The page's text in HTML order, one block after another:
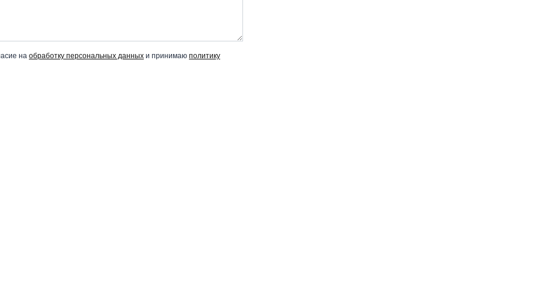
на обработку персональных данных и принимаю политику